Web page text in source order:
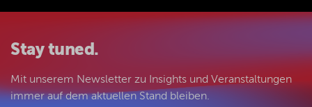
Stay tuned.
Mit unserem Newsletter zu Insights und Veranstaltungen
immer auf dem aktuellen Stand bleiben.